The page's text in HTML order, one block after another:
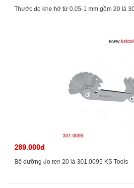
Thước đo khe hở từ 0.05-1 mm gồm 20 lá
289.000đ
Bộ dưỡng đo ren 20 lá 301.0095 KS Tools